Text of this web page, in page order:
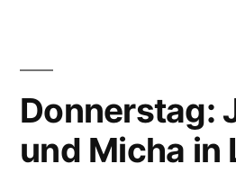
Donnerstag:
und Micha in